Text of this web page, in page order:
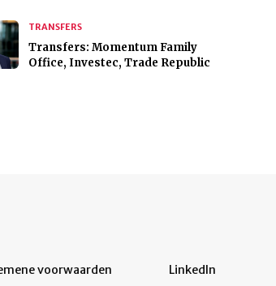
TRANSFERS
Transfers: Momentum Family
Office, Investec, Trade Republic
voorwaarden LinkedIn